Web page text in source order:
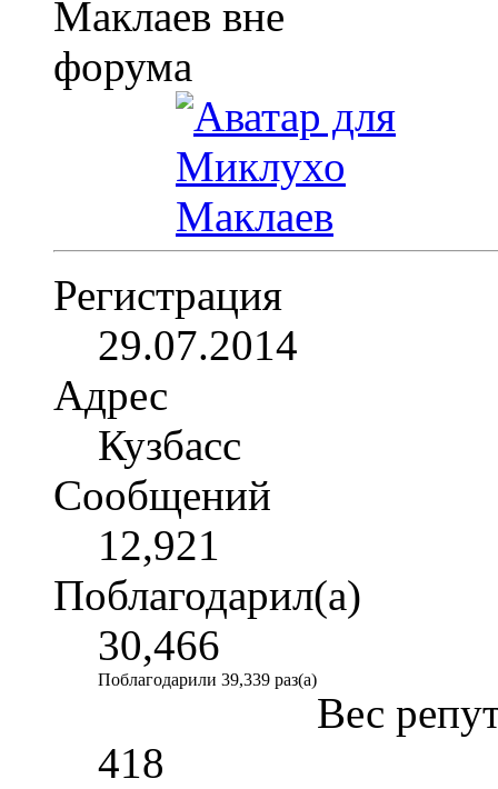
Регистрация
29.07.2014
Адрес
Кузбасс
Сообщений
12,921
Поблагодарил(а)
30,466
Поблагодарили 39,339 раз(а)
Вес
418